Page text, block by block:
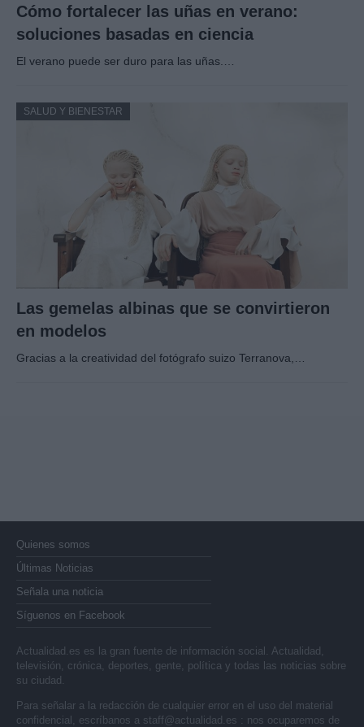
Cómo fortalecer las uñas en verano:
soluciones basadas en ciencia
El verano puede ser duro para las uñas.…
SALUD Y BIENESTAR
Las gemelas albinas que se convirtieron
en modelos
Gracias a la creatividad del fotógrafo suizo Terranova,…
Quienes somos
Últimas Noticias
Señala una noticia
Síguenos en Facebook
Actualidad.es es la gran fuente de información social. Actualidad,
televisión, crónica, deportes, gente, política y todas las noticias sobre
su ciudad.
Para señalar a la redacción de cualquier error en el uso del material
confidencial, escríbanos a staff@actualidad.es : nos ocuparemos de